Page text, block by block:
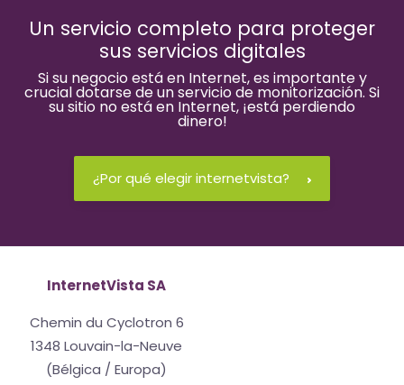
Un servicio completo para proteger
sus servicios digitales
Si su negocio está en Internet, es importante y
crucial dotarse de un servicio de monitorización. Si
su sitio no está en Internet, ¡está perdiendo
dinero!
¿Por qué elegir internetvista?
InternetVista SA
Chemin du Cyclotron 6
1348 Louvain-la-Neuve
(Bélgica / Europa)